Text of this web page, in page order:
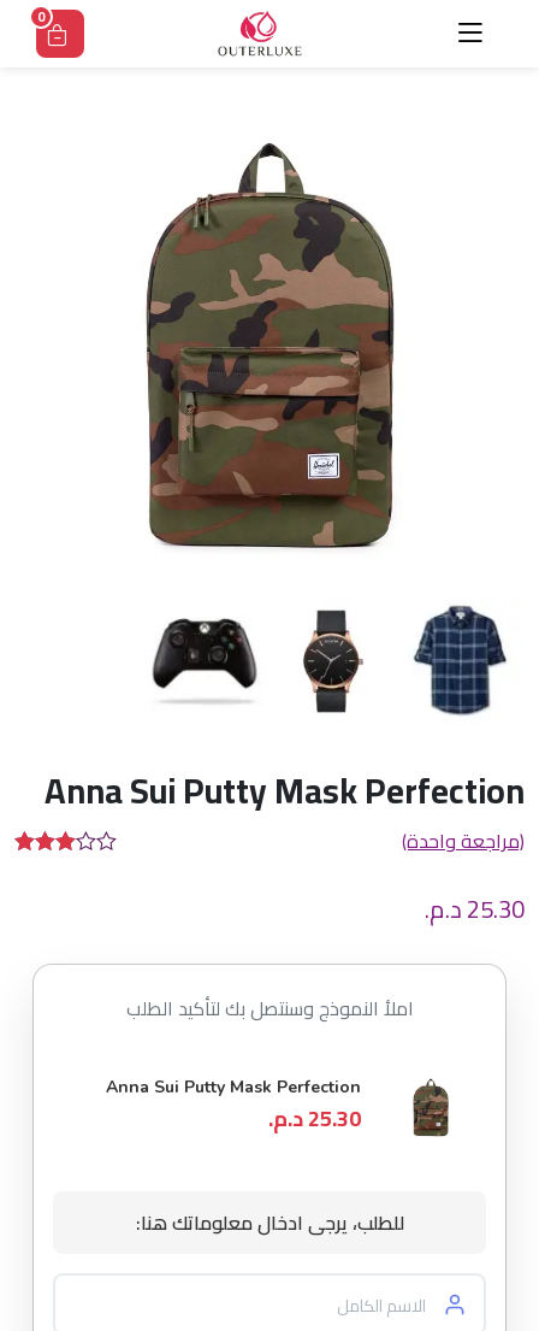
0
Anna Sui Putty Mask Perfection
على
(مراجعة واحدة)
25.30د.م.
املأ النموذج وسنتصل بك لتأكيد الطلب
Anna Sui Putty Mask Perfection
25.30 د.م.
للطلب، يرجى ادخال معلوماتك هنا: